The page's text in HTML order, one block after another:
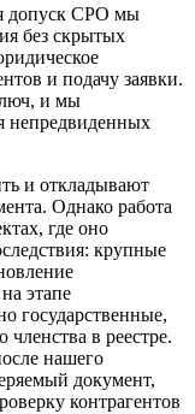
допуск СРО мы
без скрытых
и подачу заявки.
и мы
непредвиденных
и откладывают
Однако работа
где оно
крупные
этапе
государственные,
в реестре.
нашего
документ,
контрагентов